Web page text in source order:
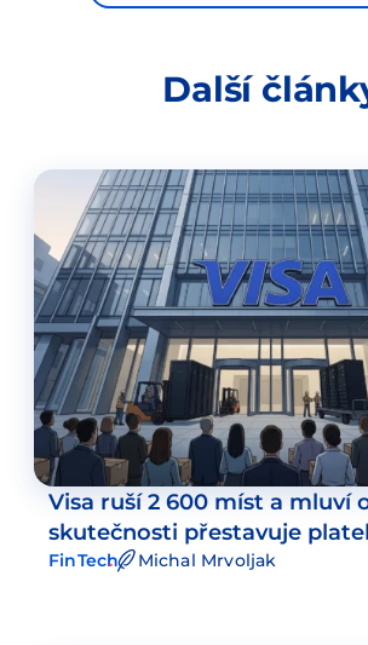
Další
Visa ruší 2 600 míst a mluví
skutečnosti přestavuje
FinTech Michal Mrvoljak